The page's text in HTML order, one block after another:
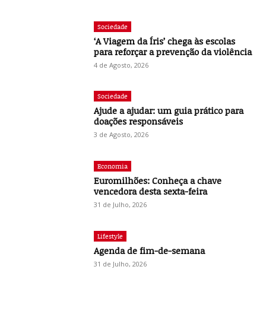
Sociedade
‘A Viagem da Íris’ chega às escolas
para reforçar a prevenção da violência
4 de Agosto, 2026
Sociedade
Ajude a ajudar: um guia prático para
doações responsáveis
3 de Agosto, 2026
Economia
Euromilhões: Conheça a chave
vencedora desta sexta-feira
31 de Julho, 2026
Lifestyle
Agenda de fim-de-semana
31 de Julho, 2026